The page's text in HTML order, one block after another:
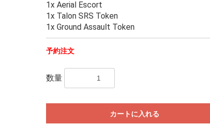
1x Aerial Escort
1x Talon SRS Token
1x Ground Assault Token
予約注文
数量
カートに入れる